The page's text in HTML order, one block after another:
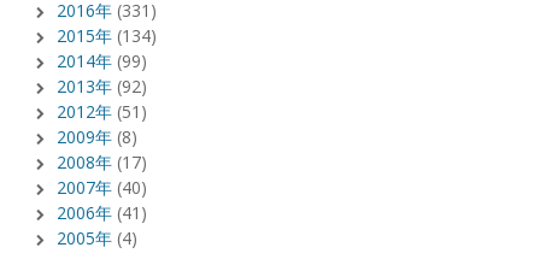
2016年 (331)
2015年 (134)
2014年 (99)
2013年 (92)
2012年 (51)
2009年 (8)
2008年 (17)
2007年 (40)
2006年 (41)
2005年 (4)